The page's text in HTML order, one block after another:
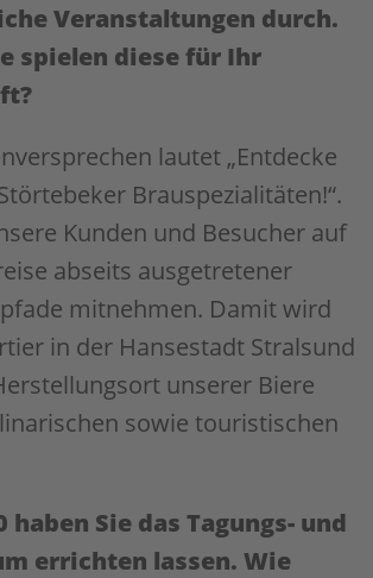
Veranstaltungen durch.
spielen diese für Ihr
lautet „Entdecke
Brauspezialitäten!“.
Kunden und Besucher auf
abseits ausgetretener
mitnehmen. Damit wird
in der Hansestadt Stralsund
unserer Biere
sowie touristischen
haben Sie das Tagungs- und
errichten lassen. Wie